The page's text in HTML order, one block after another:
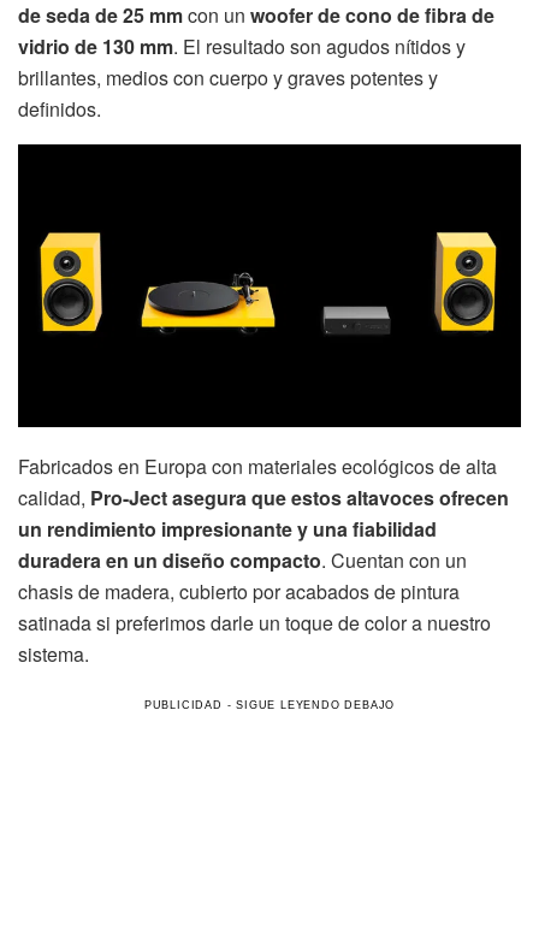
de seda de 25 mmcon un woofer de cono de fibra de
vidrio de 130 mm. El resultado son agudos nítidos y
brillantes, medios con cuerpo y graves potentes y
definidos.
Fabricados en Europa con materiales ecológicos de alta
calidad, Pro-Ject asegura que estos altavoces ofrecen
un rendimiento impresionante y una fiabilidad
duradera en un diseño compacto. Cuentan con un
chasis de madera, cubierto por acabados de pintura
satinada si preferimos darle un toque de color a nuestro
sistema.